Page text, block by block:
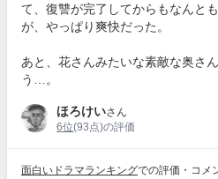
て、復讐が完了してからもなんと
が、やっぱり爽快だった。
あと、花さんみたいな素敵な奥さ
う…。
ほろけいさん
6位(93点)の評価
面白いドラマランキングでの評価・コメ